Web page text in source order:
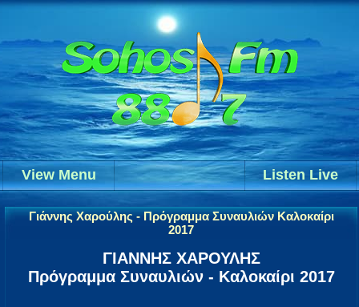
Listen Live
View Menu
Γιάννης Χαρούλης - Πρόγραμμα Συναυλιών Καλοκαίρι
2017
ΓΙΑΝΝΗΣ ΧΑΡΟΥΛΗΣ
Πρόγραμμα Συναυλιών - Καλοκαίρι 2017